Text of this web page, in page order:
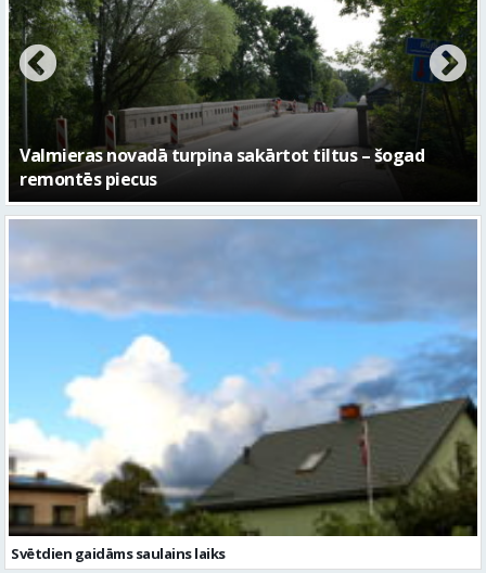
No pagaidu teātra līdz laikmetīgās kultūras centram
– kā attīstīsies “Kurtuve”
Svētdien gaidāms saulains laiks